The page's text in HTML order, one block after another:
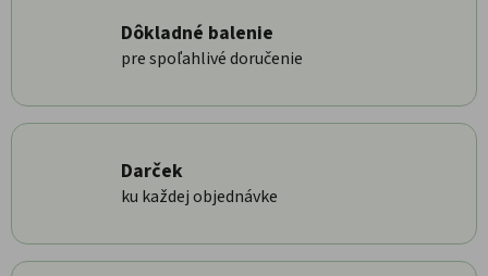
Dôkladné balenie
pre spoľahlivé doručenie
Darček
ku každej objednávke